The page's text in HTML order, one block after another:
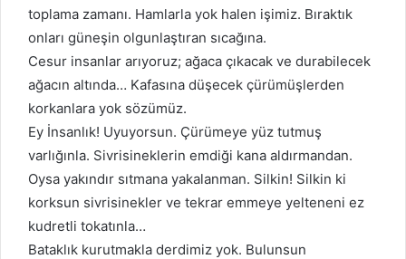
toplama zamanı. Hamlarla yok halen işimiz. Bıraktık
onları güneşin olgunlaştıran sıcağına.
Cesur insanlar arıyoruz; ağaca çıkacak ve durabilecek
ağacın altında… Kafasına düşecek çürümüşlerden
korkanlara yok sözümüz.
Ey İnsanlık! Uyuyorsun. Çürümeye yüz tutmuş
varlığınla. Sivrisineklerin emdiği kana aldırmandan.
Oysa yakındır sıtmana yakalanman. Silkin! Silkin ki
korksun sivrisinekler ve tekrar emmeye yelteneni ez
kudretli tokatınla…
Bataklık kurutmakla derdimiz yok. Bulunsun